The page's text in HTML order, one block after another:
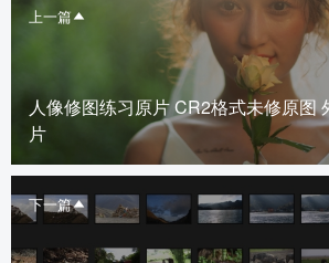
上一篇
人像修图练习原片 CR2格式未修原图
片
下一篇